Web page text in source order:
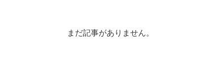
まだ記事がありません。